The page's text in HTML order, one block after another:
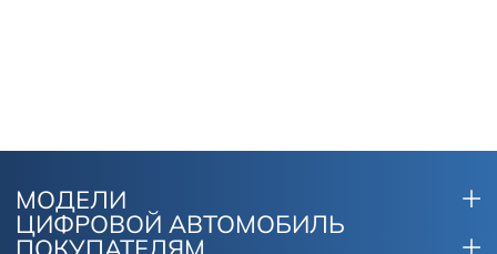
МОДЕЛИ
ЦИФРОВОЙ АВТОМОБИЛЬ